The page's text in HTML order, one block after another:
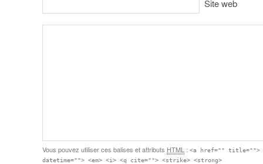
Site web
Vous pouvez utiliser ces balises et attributs HTML :<a href="" title="">
datetime=""> <em> <i> <q cite=""> <strike> <strong>